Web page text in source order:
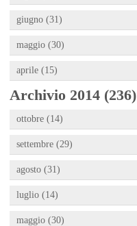
giugno (31)
maggio (30)
aprile (15)
Archivio 2014 (236)
ottobre (14)
settembre (29)
agosto (31)
luglio (14)
maggio (30)